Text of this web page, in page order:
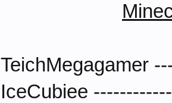
TeichMegagamer
IceCubiee